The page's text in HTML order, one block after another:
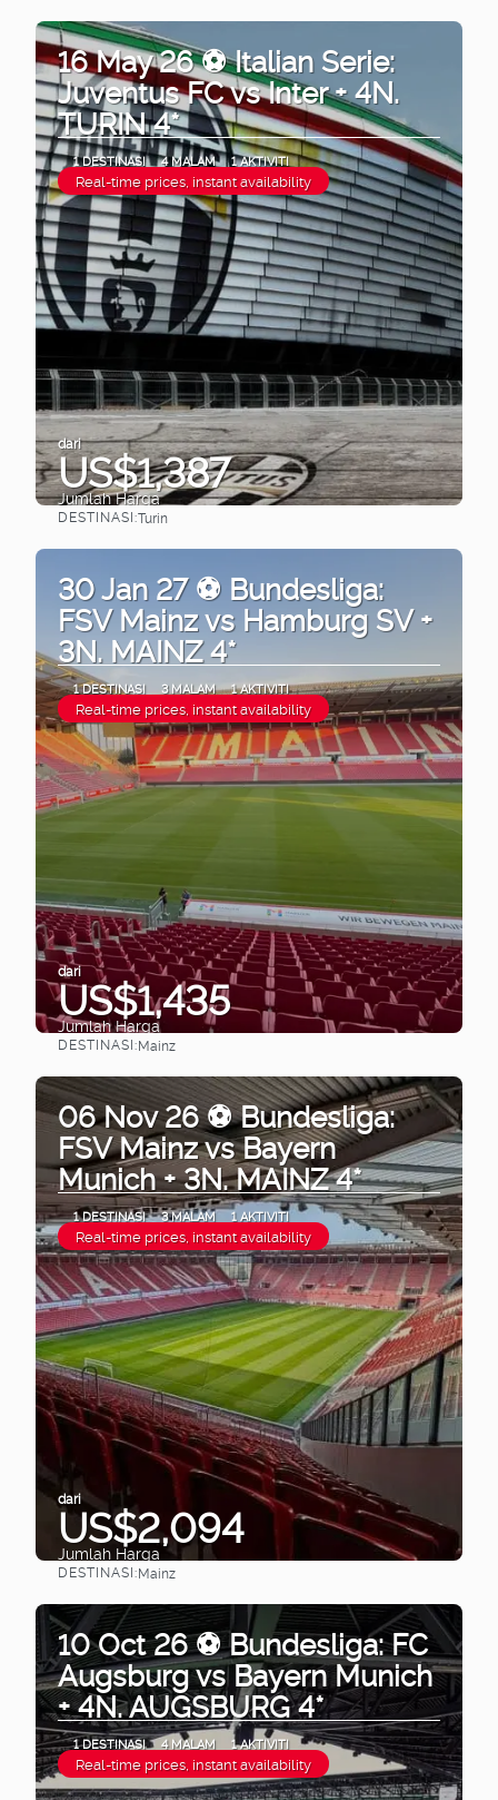
16 May 26 ⚽ Italian Serie:
Juventus FC vs Inter + 4N.
TURIN 4*
1 DESTINASI 4 MALAM 1 AKTIVITI
Real-time prices, instant availability
dari
US$1,387
Jumlah Harga
DESTINASI:Turin
30 Jan 27 ⚽ Bundesliga:
FSV Mainz vs Hamburg SV +
3N. MAINZ 4*
1 DESTINASI 3 MALAM 1 AKTIVITI
Real-time prices, instant availability
dari
US$1,435
Jumlah Harga
DESTINASI:Mainz
06 Nov 26 ⚽ Bundesliga:
FSV Mainz vs Bayern
Munich + 3N. MAINZ 4*
1 DESTINASI 3 MALAM 1 AKTIVITI
Real-time prices, instant availability
dari
US$2,094
Jumlah Harga
DESTINASI:Mainz
10 Oct 26 ⚽ Bundesliga: FC
Augsburg vs Bayern Munich
+ 4N. AUGSBURG 4*
1 DESTINASI 4 MALAM 1 AKTIVITI
Real-time prices, instant availability